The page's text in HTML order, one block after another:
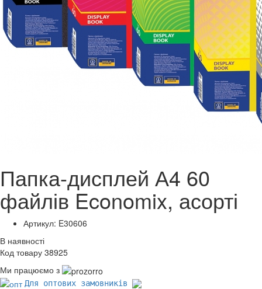
Папка-дисплей А4 60
файлів Economix, асорті
Артикул: E30606
В наявності
Код товару 38925
Ми працюємо з
Для оптових замовників